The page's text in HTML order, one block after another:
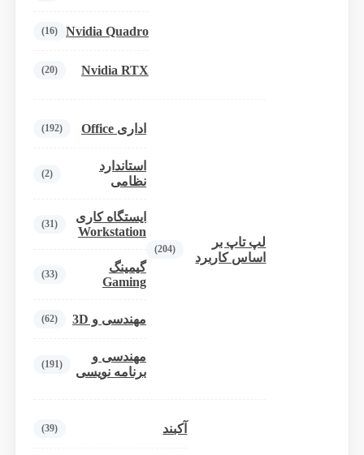
Nvidia Quadro
(16)
Nvidia RTX
(20)
لپ تاپ بر
اساس کاربرد
(204)
اداری Office (192)
استاندارد
نظامی
(2)
ایستگاه کاری
Workstation
(31)
گیمینگ
Gaming
(33)
مهندسی و 3D (62)
مهندسی و
برنامه نویسی
(191)
آکبند (39)